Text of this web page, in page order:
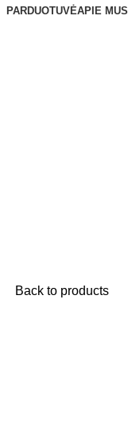
PARDUOTUVĖAPIE MUS
Back to products